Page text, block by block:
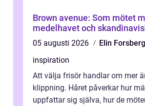
Brown avenue: Som mötet
medelhavet och
05 augusti 2026
Elin Forsberg
inspiration
Att välja frisör handlar om mer
klippning. Håret påverkar hur
uppfattar sig själva, hur de